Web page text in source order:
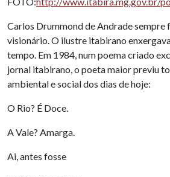
Carlos Drummond de Andrade
visionário. O ilustre itabirano
tempo. Em 1984, num poema criado
jornal itabirano, o poeta maior previu
ambiental e social dos dias de hoje:
O Rio? É Doce.
A Vale? Amarga.
Ai, antes fosse